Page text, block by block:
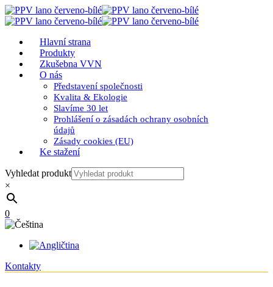
Hlavní strana
Produkty
Zkušebna VVN
O nás
Představení společnosti
Kvalita & Ekologie
Slavíme 30 let
Prohlášení o zásadách ochrany osobních
údajů
Zásady cookies (EU)
Ke stažení
Vyhledat produkt
×
0
Kontakty